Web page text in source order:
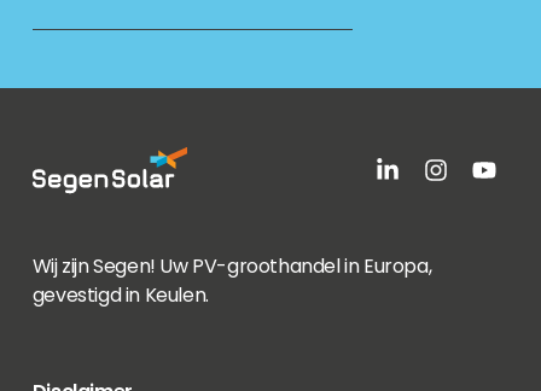
Wij zijn Segen! Uw PV-groothandel in Europa,
gevestigd in Keulen.